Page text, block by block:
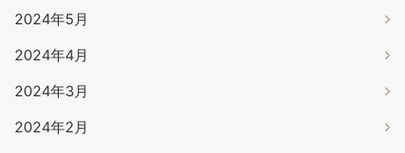
2024年5月
2024年4月
2024年3月
2024年2月